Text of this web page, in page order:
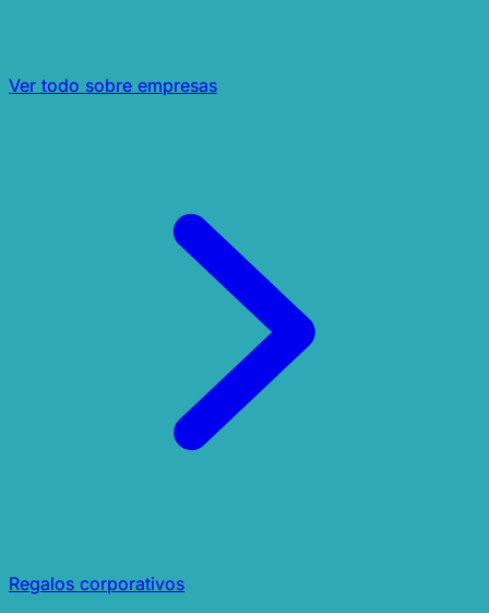
Ver todo sobre empresas
Regalos corporativos